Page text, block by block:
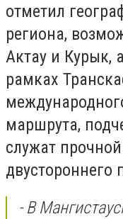
отметил
региона,
Актау и Курык,
рамках
маршрута,
служат
двустороннего
- В